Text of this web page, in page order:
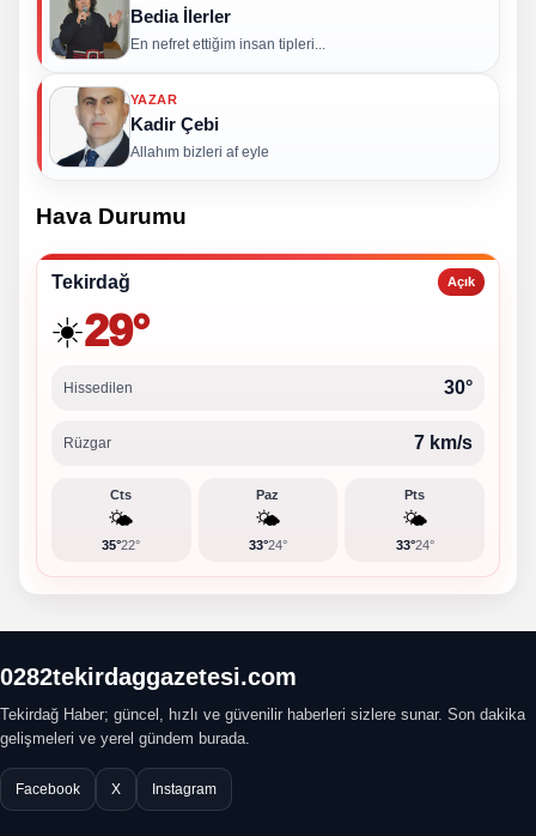
Bedia İlerler
En nefret ettiğim insan tipleri...
YAZAR
Kadir Çebi
Allahım bizleri af eyle
Hava Durumu
Tekirdağ Açık
☀️29°
Hissedilen 30°
Rüzgar 7 km/s
Cts
🌤️
35°22°
Paz
🌤️
33°24°
Pts
🌤️
33°24°
0282tekirdaggazetesi.com
Tekirdağ Haber; güncel, hızlı ve güvenilir haberleri sizlere sunar. Son dakika
gelişmeleri ve yerel gündem burada.
Facebook X Instagram